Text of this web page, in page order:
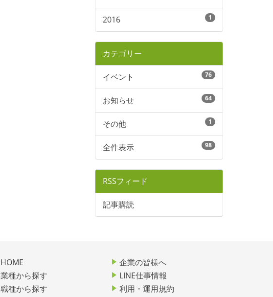
2016 1
カテゴリー
イベント 76
お知らせ 64
その他 1
全件表示 98
RSSフィード
記事購読
HOME
業種から探す
職種から探す
企業の皆様へ
LINE仕事情報
利用・運用規約